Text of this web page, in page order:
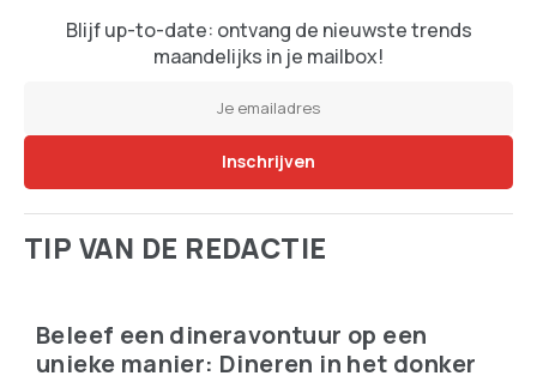
Blijf up-to-date: ontvang de nieuwste trends
maandelijks in je mailbox!
TIP VAN DE REDACTIE
Beleef een dineravontuur op een
unieke manier: Dineren in het donker